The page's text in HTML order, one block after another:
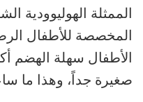
الممثلة الهوليوودية
المخصصة للأطفال
الأطفال سهلة الهضم
صغيرة جداً، وهذا ما